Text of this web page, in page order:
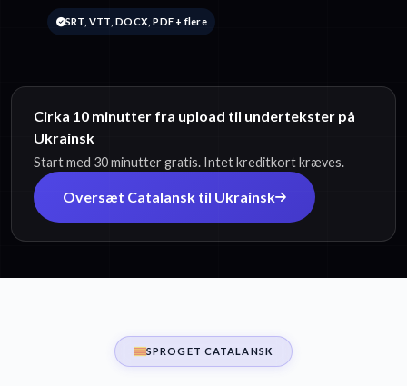
SRT, VTT, DOCX, PDF + flere
Cirka 10 minutter fra upload til undertekster på
Ukrainsk
Start med 30 minutter gratis. Intet kreditkort kræves.
Oversæt Catalansk til Ukrainsk
SPROGET CATALANSK